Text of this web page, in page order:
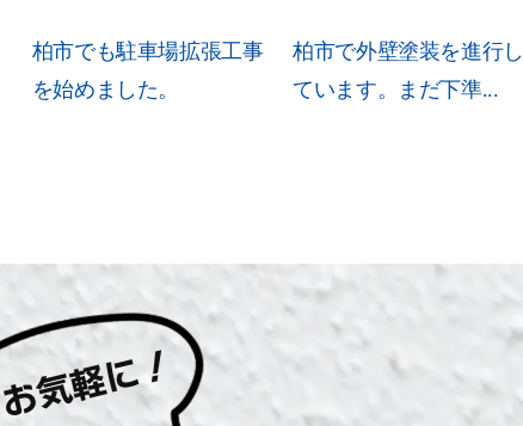
柏市でも駐車場拡張工事
を始めました。
柏市で外壁塗装を進行
ています。まだ下準...